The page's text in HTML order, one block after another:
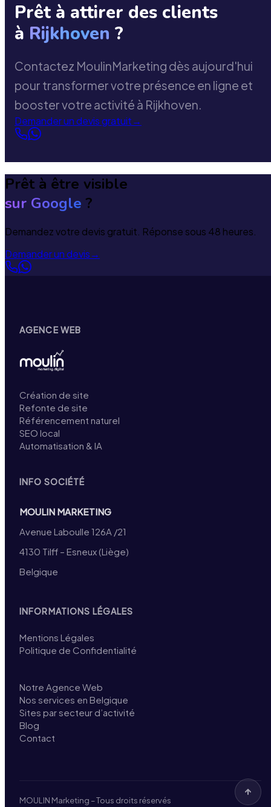
Prêt à attirer des clients
à Rijkhoven ?
Contactez MoulinMarketing dès aujourd'hui
pour transformer votre présence en ligne et
booster votre activité à Rijkhoven.
Demander un devis gratuit→
Prêt à être visible
sur Google ?
Demandez votre devis gratuit. Réponse sous 48 heures.
Demander un devis→
AGENCE WEB
Création de site
Refonte de site
Référencement naturel
SEO local
Automatisation & IA
INFO SOCIÉTÉ
MOULIN MARKETING
Avenue Laboulle 126A /21
4130 Tilff – Esneux (Liège)
Belgique
INFORMATIONS LÉGALES
Mentions Légales
Politique de Confidentialité
Notre Agence Web
Nos services en Belgique
Sites par secteur d’activité
Blog
Contact
MOULIN Marketing – Tous droits réservés